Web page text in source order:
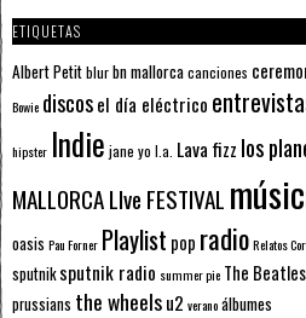
ETIQUETAS
Albert Petitblurbn mallorcacanciones
Bowie discosel día eléctrico
hipster Indie jane yo l.a. Lava fizz los
MALLORCA LIve FESTIVAL
oasis Pau Forner Playlist pop radioRelatos
sputnik sputnik radio summer pie The Beatles
prussians the wheelsu2 veranoálbumes